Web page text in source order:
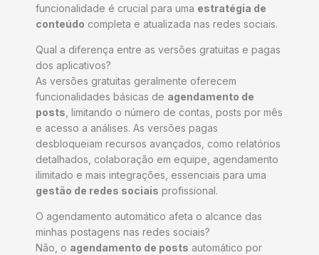
funcionalidade é crucial para uma estratégia de
conteúdo completa e atualizada nas redes sociais.
Qual a diferença entre as versões gratuitas e pagas
dos aplicativos?
As versões gratuitas geralmente oferecem
funcionalidades básicas de agendamento de
posts , limitando o número de contas, posts por mês
e acesso a análises. As versões pagas
desbloqueiam recursos avançados, como relatórios
detalhados, colaboração em equipe, agendamento
ilimitado e mais integrações, essenciais para uma
gestão de redes sociais profissional.
O agendamento automático afeta o alcance das
minhas postagens nas redes sociais?
Não, o agendamento de posts automático por